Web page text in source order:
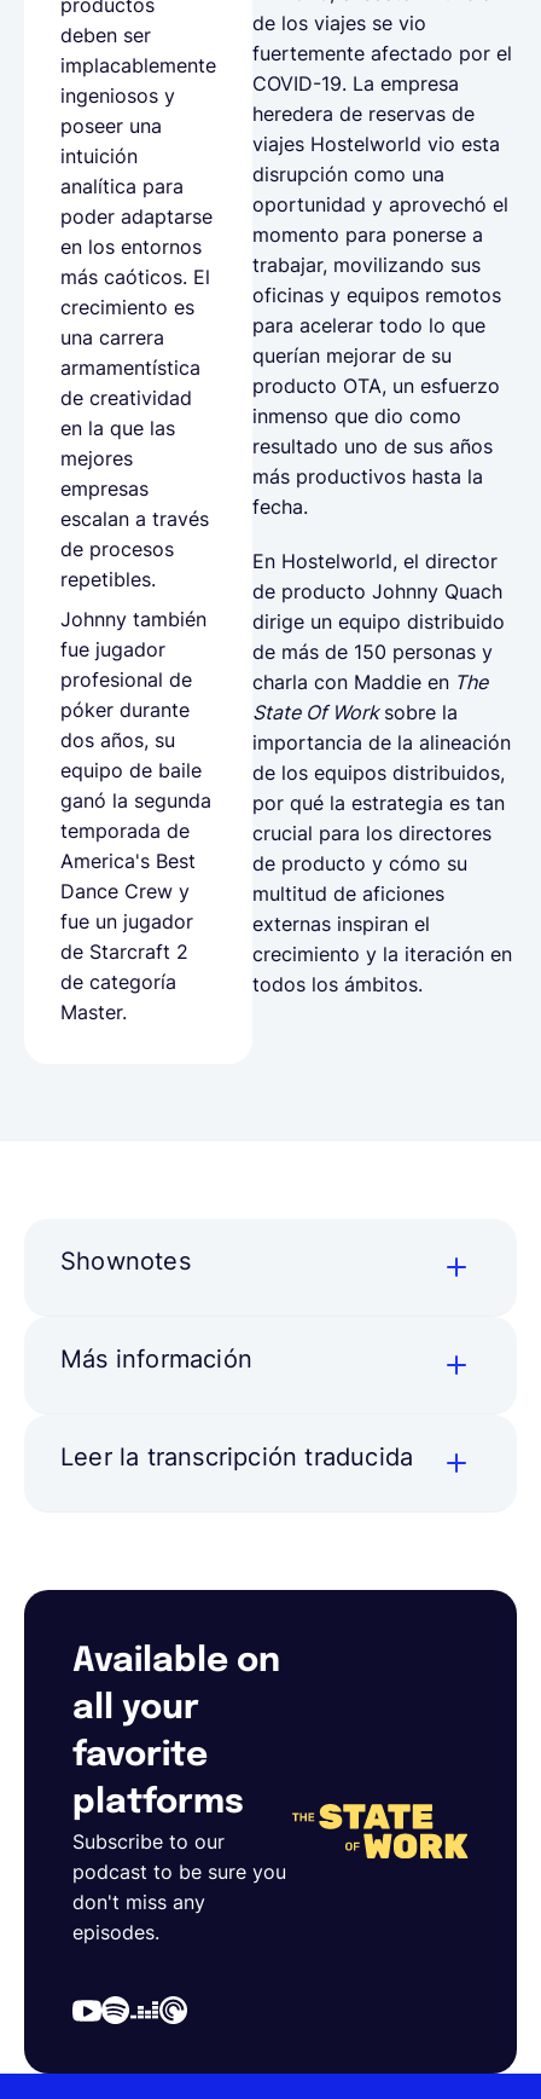
deben ser
implacablemente
ingeniosos y
poseer una
intuición
analítica para
poder adaptarse
en los entornos
más caóticos. El
crecimiento es
una carrera
armamentística
de creatividad
en la que las
mejores
empresas
escalan a través
de procesos
repetibles.
Johnny también
fue jugador
profesional de
póker durante
dos años, su
equipo de baile
ganó la segunda
temporada de
America's Best
Dance Crew y
fue un jugador
de Starcraft 2
de categoría
Master.
de los viajes se vio
fuertemente afectado por el
COVID-19. La empresa
heredera de reservas de
viajes Hostelworld vio esta
disrupción como una
oportunidad y aprovechó el
momento para ponerse a
trabajar, movilizando sus
oficinas y equipos remotos
para acelerar todo lo que
querían mejorar de su
producto OTA, un esfuerzo
inmenso que dio como
resultado uno de sus años
más productivos hasta la
fecha.
En Hostelworld, el director
de producto Johnny Quach
dirige un equipo distribuido
de más de 150 personas y
charla con Maddie en The
State Of Work sobre la
importancia de la alineación
de los equipos distribuidos,
por qué la estrategia es tan
crucial para los directores
de producto y cómo su
multitud de aficiones
externas inspiran el
crecimiento y la iteración en
todos los ámbitos.
Shownotes
Más información
Leer la transcripción traducida
Available on
all your
favorite
platforms
Subscribe to our
podcast to be sure you
don't miss any
episodes.